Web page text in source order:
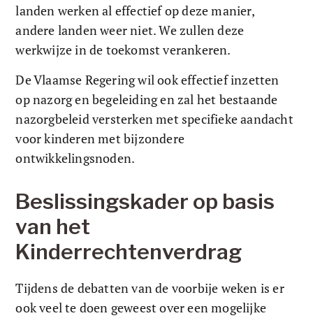
landen werken al effectief op deze manier,
andere landen weer niet. We zullen deze
werkwijze in de toekomst verankeren.
De Vlaamse Regering wil ook effectief inzetten
op nazorg en begeleiding en zal het bestaande
nazorgbeleid versterken met specifieke aandacht
voor kinderen met bijzondere
ontwikkelingsnoden.
Beslissingskader op basis
van het
Kinderrechtenverdrag
Tijdens de debatten van de voorbije weken is er
ook veel te doen geweest over een mogelijke